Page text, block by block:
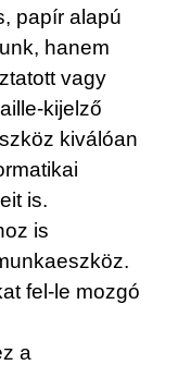
papír alapú
hanem
vagy
kijelző
kiválóan
is.
is
fel-le mozgó
a